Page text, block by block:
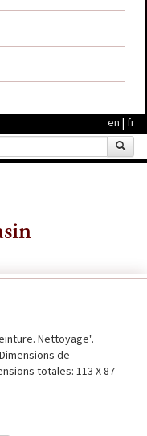
en | fr
Nettoyage".
de
totales: 113 X 87